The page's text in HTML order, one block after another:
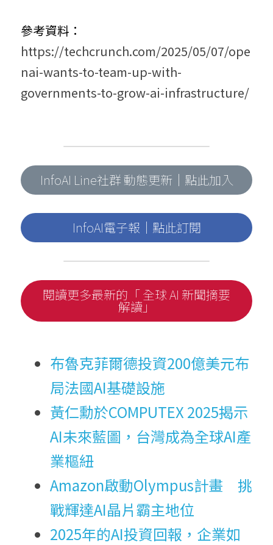
參考資料：
https://techcrunch.com/2025/05/07/ope
nai-wants-to-team-up-with-
governments-to-grow-ai-infrastructure/
InfoAI Line社群 動態更新｜點此加入
InfoAI電子報｜點此訂閱
閱讀更多最新的「 全球 AI 新聞摘要
解讀」
布魯克菲爾德投資200億美元布
局法國AI基礎設施
黃仁勳於COMPUTEX 2025揭示
AI未來藍圖，台灣成為全球AI產
業樞紐
Amazon啟動Olympus計畫　挑
戰輝達AI晶片霸主地位
2025年的AI投資回報，企業如